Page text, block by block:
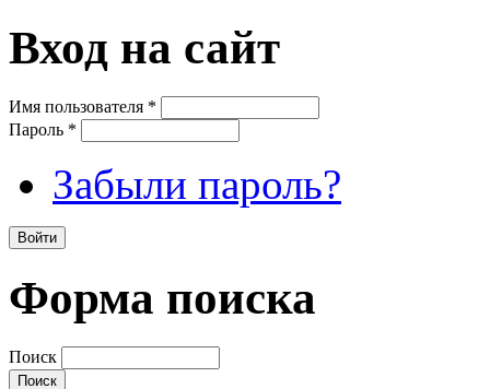
Вход на сайт
Имя пользователя *
Пароль *
Забыли пароль?
Форма поиска
Поиск